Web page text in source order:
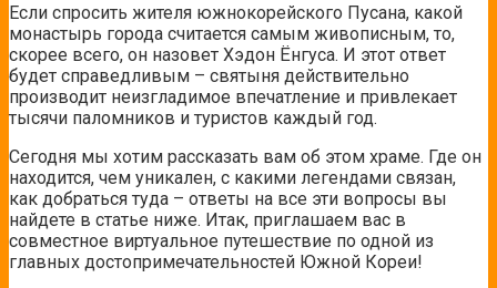
Если спросить жителя южнокорейского Пусана, какой
монастырь города считается самым живописным, то,
скорее всего, он назовет Хэдон Ёнгуса. И этот ответ
будет справедливым – святыня действительно
производит неизгладимое впечатление и привлекает
тысячи паломников и туристов каждый год.
Сегодня мы хотим рассказать вам об этом храме. Где он
находится, чем уникален, с какими легендами связан,
как добраться туда – ответы на все эти вопросы вы
найдете в статье ниже. Итак, приглашаем вас в
совместное виртуальное путешествие по одной из
главных достопримечательностей Южной Кореи!